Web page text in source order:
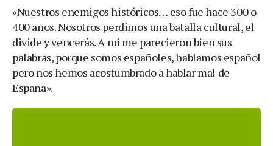
«Nuestros enemigos históricos… eso fue hace 300 o
400 años. Nosotros perdimos una batalla cultural, el
divide y vencerás. A mi me parecieron bien sus
palabras, porque somos españoles, hablamos español
pero nos hemos acostumbrado a hablar mal de
España».